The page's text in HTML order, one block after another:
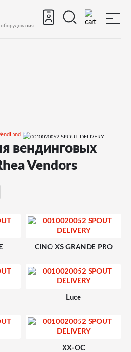
оборудования
Запчасти для вендинговых автоматов
Rhea Vendors
вендинговых
Vendors
CINO XS GRANDE PRO
Luce
XX-OC